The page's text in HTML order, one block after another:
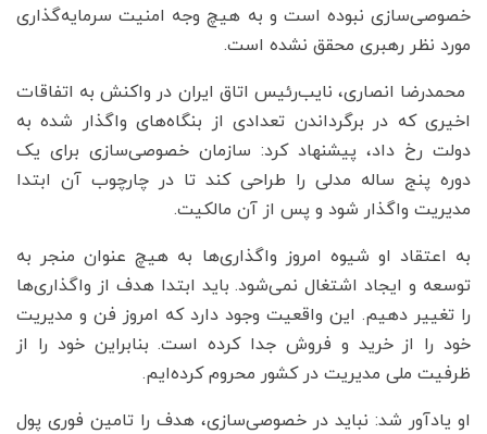
خصوصی‌سازی نبوده است و به هیچ وجه امنیت سرمایه‌گذاری
مورد نظر رهبری محقق نشده است.
محمدرضا انصاری، نایب‌رئیس اتاق ایران در واکنش به اتفاقات
اخیری که در برگرداندن تعدادی از بنگاه‌های واگذار شده به
دولت رخ داد، پیشنهاد کرد: سازمان خصوصی‌سازی برای یک
دوره پنج ساله مدلی را طراحی کند تا در چارچوب آن ابتدا
مدیریت واگذار شود و پس از آن مالکیت.
به اعتقاد او شیوه امروز واگذاری‌ها به هیچ عنوان منجر به
توسعه و ایجاد اشتغال نمی‌شود. باید ابتدا هدف از واگذاری‌ها
را تغییر دهیم. این واقعیت وجود دارد که امروز فن و مدیریت
خود را از خرید و فروش جدا کرده است. بنابراین خود را از
ظرفیت ملی مدیریت در کشور محروم کرده‌ایم.
او یادآور شد: نباید در خصوصی‌سازی، هدف را تامین فوری پول